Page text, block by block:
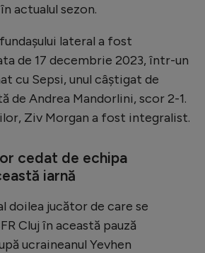
cont
actualul sezon.
lateral a fost
de 17 decembrie 2023, într-un
cu Sepsi, unul câștigat de
de Andrea Mandorlini, scor 2-1.
Ziv Morgan a fost integralist.
cedat de echipa
iarnă
doilea jucător de care se
Cluj în această pauză
ucraineanul Yevhen